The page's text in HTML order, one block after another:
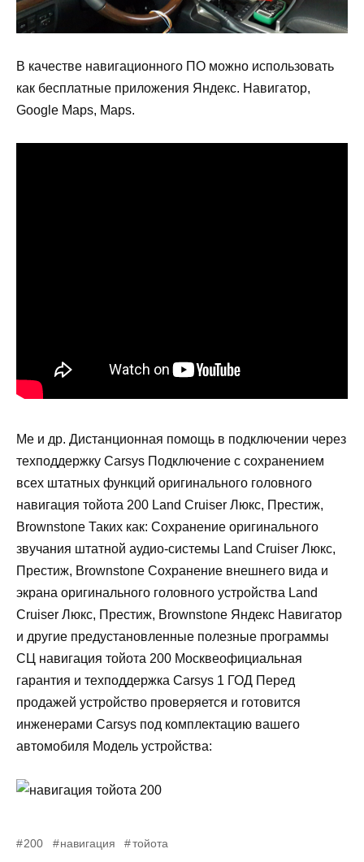
В качестве навигационного ПО можно использовать
как бесплатные приложения Яндекс. Навигатор,
Google Maps, Maps.
Me и др. Дистанционная помощь в подключении через
техподдержку Carsys Подключение с сохранением
всех штатных функций оригинального головного
навигация тойота 200 Land Cruiser Люкс, Престиж,
Brownstone Таких как: Сохранение оригинального
звучания штатной аудио-системы Land Cruiser Люкс,
Престиж, Brownstone Сохранение внешнего вида и
экрана оригинального головного устройства Land
Cruiser Люкс, Престиж, Brownstone Яндекс Навигатор
и другие предустановленные полезные программы
СЦ навигация тойота 200 Москвеофициальная
гарантия и техподдержка Carsys 1 ГОД Перед
продажей устройство проверяется и готовится
инженерами Carsys под комплектацию вашего
автомобиля Модель устройства:
200 навигация тойота